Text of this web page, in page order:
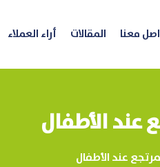
معنا المقالات أراء العملاء
عند الأطفال
عند الأطفال